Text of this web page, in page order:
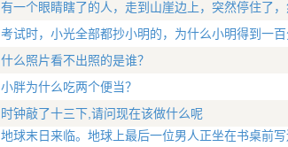
有一个眼睛瞎了的人，走到山崖边上，突然停住了，
考试时，小光全部都抄小明的，为什么小明得到一百
什么照片看不出照的是谁？
小胖为什么吃两个便当？
时钟敲了十三下,请问现在该做什么呢
地球末日来临。地球上最后一位男人正坐在书桌前